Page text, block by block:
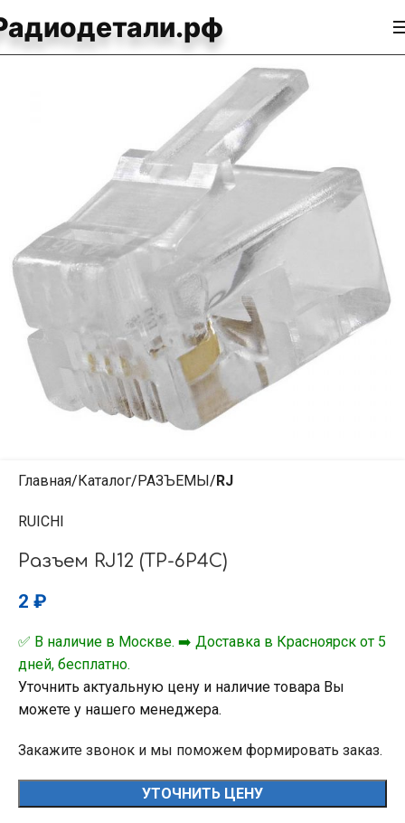
Главная Каталог РАЗЪЕМЫ RJ
RUICHI
Разъем RJ12 (TP-6P4C)
2 ₽
✅ В наличие в Москве. ➡️ Доставка в Красноярск от 5
дней, бесплатно.
Уточнить актуальную цену и наличие товара Вы
можете у нашего менеджера.
Закажите звонок и мы поможем формировать заказ.
УТОЧНИТЬ ЦЕНУ